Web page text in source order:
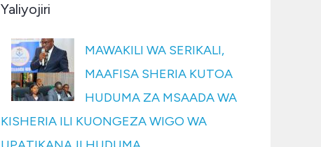
Yaliyojiri
MAWAKILI WA SERIKALI,
MAAFISA SHERIA KUTOA
HUDUMA ZA MSAADA WA
KISHERIA ILI KUONGEZA WIGO WA